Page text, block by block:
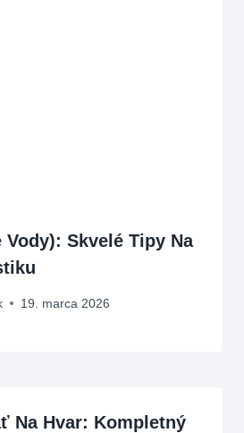
Skvelé Tipy Na
19. marca 2026
Na Hvar: Kompletný